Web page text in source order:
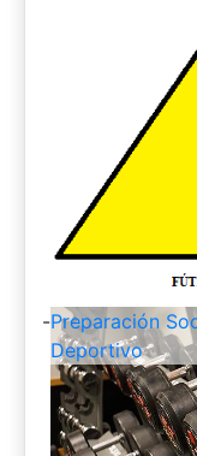
-Preparación
Deportivo